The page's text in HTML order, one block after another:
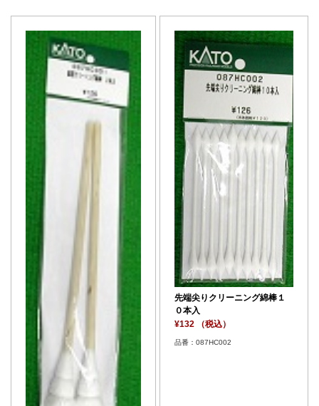
先端尖りクリーニング綿棒１
０本入
¥132 （税込）
品番：087HC002